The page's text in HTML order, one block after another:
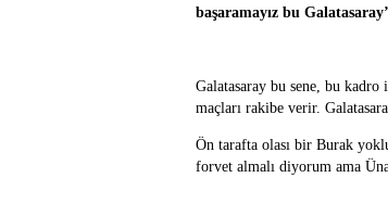
başaramayız bu
Galatasaray bu sene, bu kadro
maçları rakibe verir.
Ön tarafta olası bir Burak
forvet almalı diyorum ama